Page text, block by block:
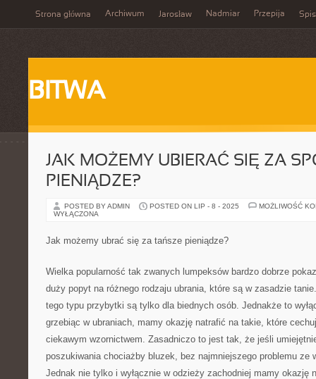
Strona główna Archiwum Jarosław Nadmiar Przepija
BITWA
JAK MOŻEMY UBIERAĆ SIĘ ZA
PIENIĄDZE?
POSTED BY ADMIN POSTED ON LIP - 8 - 2025
MOŻLIWOŚĆ
WYŁĄCZONA
Jak możemy ubrać się za tańsze pieniądze?
Wielka popularność tak zwanych lumpeksów bardzo dobrze
duży popyt na różnego rodzaju ubrania, które są w zasadzie
tego typu przybytki są tylko dla biednych osób. Jednakże to
grzebiąc w ubraniach, mamy okazję natrafić na takie, które
ciekawym wzornictwem. Zasadniczo to jest tak, że jeśli
poszukiwania chociażby bluzek, bez najmniejszego problemu ze
Jednak nie tylko i wyłącznie w odzieży zachodniej mamy okazję